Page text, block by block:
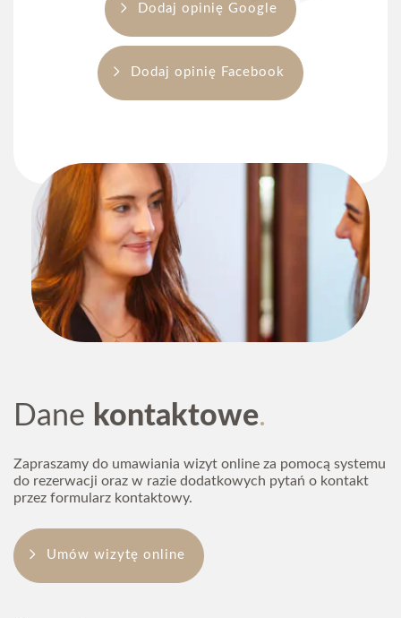
Dodaj opinię Google
Dodaj opinię Facebook
Dane kontaktowe
Zapraszamy do umawiania wizyt online za pomocą systemu
do rezerwacji oraz w razie dodatkowych pytań o kontakt
przez formularz kontaktowy.
Umów wizytę online